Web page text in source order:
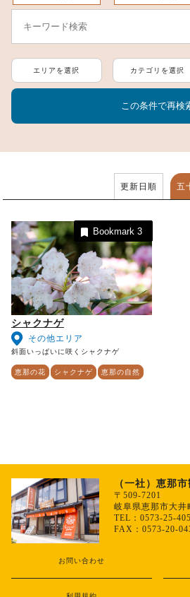
シャクナゲ
その他エリア
斜面いっぱいに咲くシャクナゲ
恵那の花 シャクナゲ 恵那の自然
Bookmark3
エリアを選択 カテゴリを選択
更新日順 五
（一社）恵那
〒509-7201
岐阜県恵那市大井
TEL：0573-25-
FAX：0573-20-
お問い合わせ